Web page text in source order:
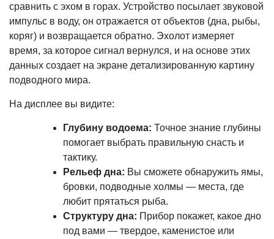
сравнить с эхом в горах. Устройство посылает звуковой
импульс в воду, он отражается от объектов (дна, рыбы,
коряг) и возвращается обратно. Эхолот измеряет
время, за которое сигнал вернулся, и на основе этих
данных создает на экране детализированную картину
подводного мира.
На дисплее вы видите:
Глубину водоема: Точное знание глубины
помогает выбрать правильную снасть и
тактику.
Рельеф дна: Вы сможете обнаружить ямы,
бровки, подводные холмы — места, где
любит прятаться рыба.
Структуру дна: Прибор покажет, какое дно
под вами — твердое, каменистое или